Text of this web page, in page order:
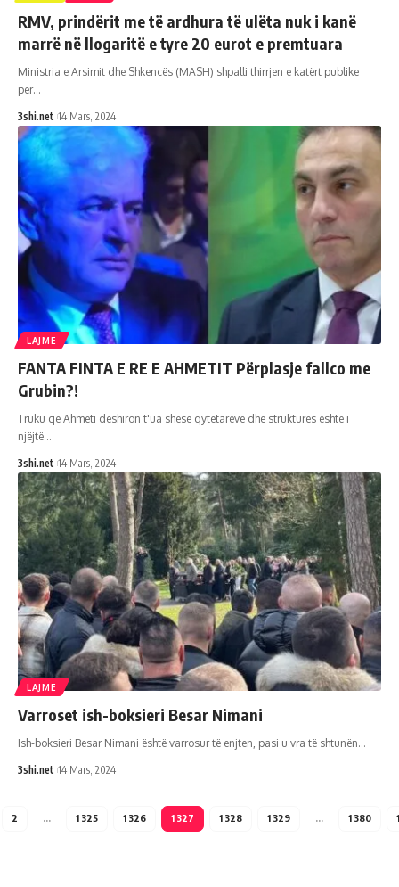
RMV, prindërit me të ardhura të ulëta nuk i kanë
marrë në llogaritë e tyre 20 eurot e premtuara
Ministria e Arsimit dhe Shkencës (MASH) shpalli thirrjen e katërt publike
për…
3shi.net 14 Mars, 2024
LAJME
FANTA FINTA E RE E AHMETIT Përplasje fallco me
Grubin?!
Truku që Ahmeti dëshiron t'ua shesë qytetarëve dhe strukturës është i
njëjtë…
3shi.net 14 Mars, 2024
LAJME
Varroset ish-boksieri Besar Nimani
Ish-boksieri Besar Nimani është varrosur të enjten, pasi u vra të shtunën…
3shi.net 14 Mars, 2024
2 … 1 325 1 326 1 327 1 328 1 329 … 1 380